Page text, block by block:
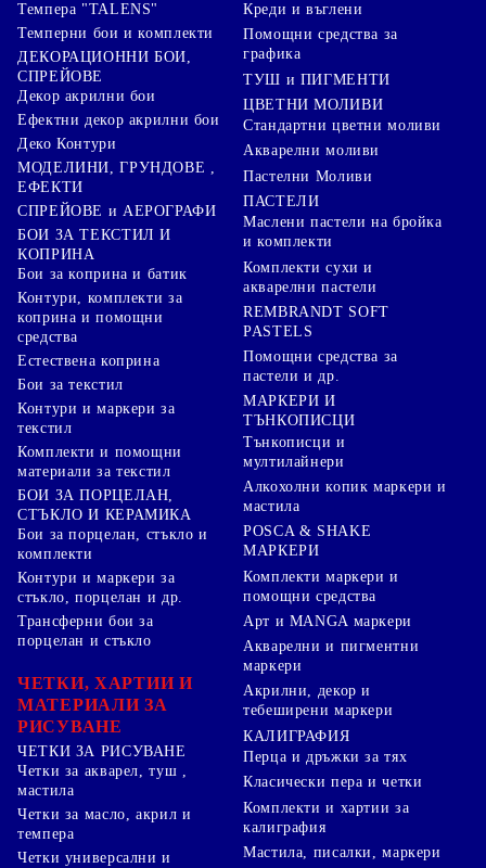
Темпера "TALENS"
Темперни бои и комплекти
ДЕКОРАЦИОННИ БОИ,
СПРЕЙОВЕ
Декор акрилни бои
Ефектни декор акрилни бои
Деко Контури
МОДЕЛИНИ, ГРУНДОВЕ ,
ЕФЕКТИ
СПРЕЙОВЕ и АЕРОГРАФИ
БОИ ЗА ТЕКСТИЛ И
КОПРИНА
Бои за коприна и батик
Контури, комплекти за
коприна и помощни
средства
Естествена коприна
Бои за текстил
Контури и маркери за
текстил
Комплекти и помощни
материали за текстил
БОИ ЗА ПОРЦЕЛАН,
СТЪКЛО И КЕРАМИКА
Бои за порцелан, стъкло и
комплекти
Контури и маркери за
стъкло, порцелан и др.
Трансферни бои за
порцелан и стъкло
ЧЕТКИ, ХАРТИИ И
МАТЕРИАЛИ ЗА
РИСУВАНЕ
ЧЕТКИ ЗА РИСУВАНЕ
Четки за акварел, туш ,
мастила
Четки за масло, акрил и
темпера
Четки универсални и
Креди и въглени
Помощни средства за
графика
ТУШ и ПИГМЕНТИ
ЦВЕТНИ МОЛИВИ
Стандартни цветни моливи
Акварелни моливи
Пастелни Моливи
ПАСТЕЛИ
Маслени пастели на бройка
и комплекти
Комплекти сухи и
акварелни пастели
REMBRANDT SOFT
PASTELS
Помощни средства за
пастели и др.
МАРКЕРИ И
ТЪНКОПИСЦИ
Тънкописци и
мултилайнери
Алкохолни копик маркери и
мастила
POSCA & SHAKE
МАРКЕРИ
Комплекти маркери и
помощни средства
Арт и MANGA маркери
Акварелни и пигментни
маркери
Акрилни, декор и
тебеширени маркери
КАЛИГРАФИЯ
Перца и дръжки за тях
Класически пера и четки
Комплекти и хартии за
калиграфия
Мастила, писалки, маркери